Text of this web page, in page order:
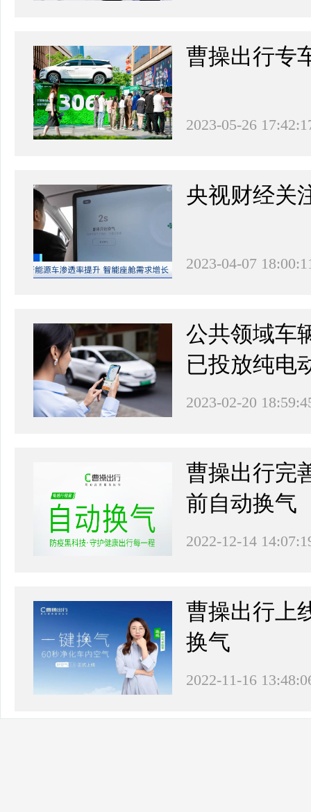
曹操出行专
2023-05-26
央视财经关
2023-04-07
公共领域车
已投放纯电
2023-02-20
曹操出行完
前自动换气
2022-12-14
曹操出行上
换气
2022-11-16